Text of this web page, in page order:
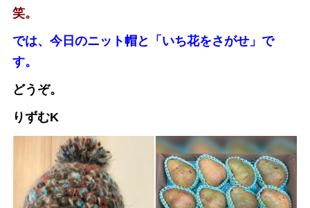
笑。
では、今日のニット帽と「いち花をさがせ」で
す。
どうぞ。
りずむK